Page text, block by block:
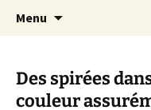
filsetcrayons
Le blog de Sophie
Menu
Des spirées
couleur